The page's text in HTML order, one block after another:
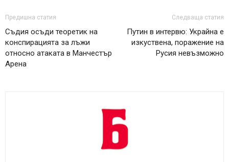
Предишна статия
Съдия осъди теоретик на
конспирацията за лъжи
относно атаката в Манчестър
Арена
Следваща статия
Путин в интервю: Украйна е
изкуствена, поражение на
Русия невъзможно